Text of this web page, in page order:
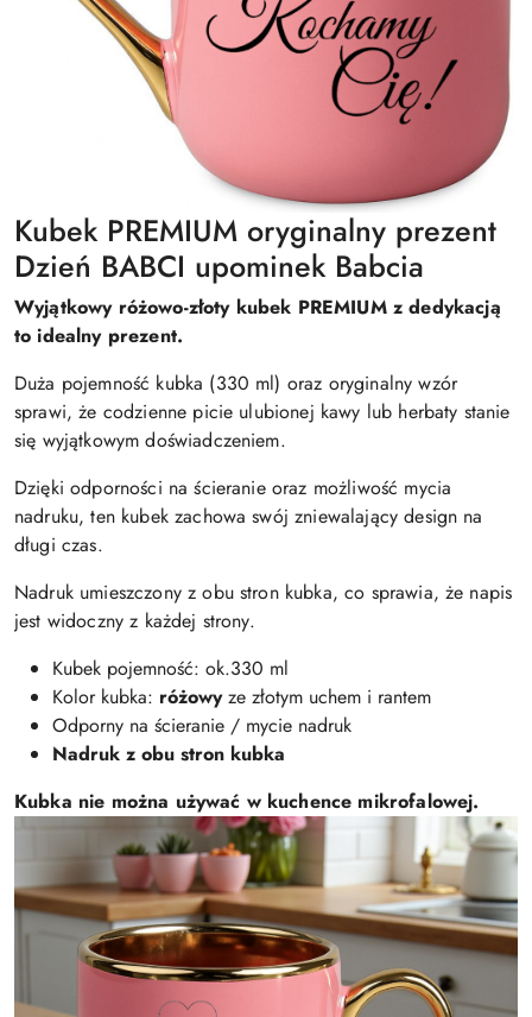
Kubek PREMIUM oryginalny prezent
Dzień BABCI upominek Babcia
Wyjątkowy różowo-złoty kubek PREMIUM z dedykacją
to idealny prezent.
Duża pojemność kubka (330 ml) oraz oryginalny wzór
sprawi, że codzienne picie ulubionej kawy lub herbaty stanie
się wyjątkowym doświadczeniem.
Dzięki odporności na ścieranie oraz możliwość mycia
nadruku, ten kubek zachowa swój zniewalający design na
długi czas.
Nadruk umieszczony z obu stron kubka, co sprawia, że napis
jest widoczny z każdej strony.
Kubek pojemność: ok.330 ml
Kolor kubka: różowyze złotym uchem i rantem
Odporny na ścieranie / mycie nadruk
Nadruk z obu stron kubka
Kubka nie można używać w kuchence mikrofalowej.